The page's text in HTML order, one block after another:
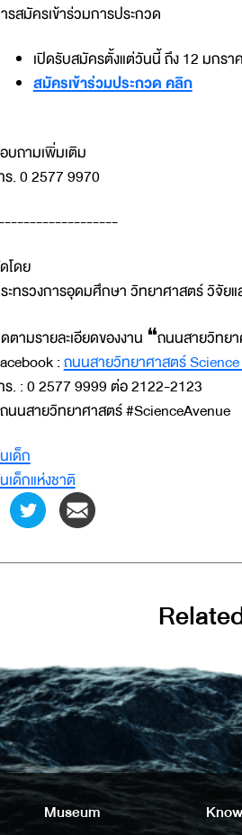
รสมัครเข้าร่วมการประกวด
เปิดรับสมัครตั้งแต่วันนี้ ถึง 12 มกรา
สมัครเข้าร่วมประกวด คลิก
บถามเพิ่มเติม
ร. 0 2577 9970
โดย
ะทรวงการอุดมศึกษา วิทยาศาสตร์ วิจัยแ
ตามรายละเอียดของงาน ❝ถนนสายวิทย
:ถนนสายวิทยาศาสตร์
ร. : 0 2577 9999 ต่อ 2122-2123
นนสายวิทยาศาสตร์ #ScienceAvenue
เด็ก
เด็กแห่งชาติ
Museum